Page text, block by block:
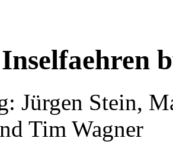
Jürgen Stein,
Tim Wagner